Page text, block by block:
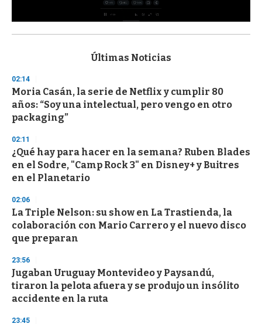
s
d
s
o
f
3
s
c
o
n
Últimas Noticias
02:14
Moria Casán, la serie de Netflix y cumplir 80
años: “Soy una intelectual, pero vengo en otro
packaging”
02:11
¿Qué hay para hacer en la semana? Ruben Blades
en el Sodre, "Camp Rock 3" en Disney+ y Buitres
en el Planetario
02:06
La Triple Nelson: su show en La Trastienda, la
colaboración con Mario Carrero y el nuevo disco
que preparan
23:56
Jugaban Uruguay Montevideo y Paysandú,
tiraron la pelota afuera y se produjo un insólito
accidente en la ruta
23:45